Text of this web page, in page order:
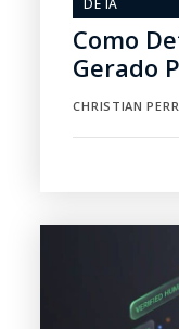
Como
Gerado
CHRISTIAN